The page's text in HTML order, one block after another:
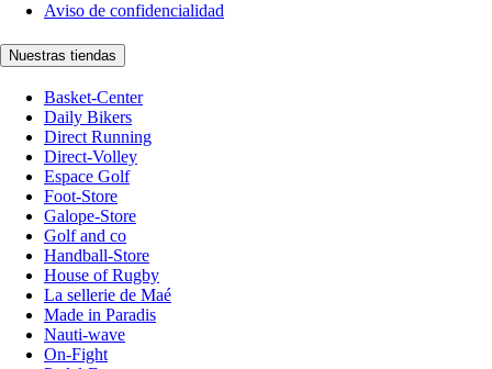
Aviso de confidencialidad
Nuestras tiendas
Basket-Center
Daily Bikers
Direct Running
Direct-Volley
Espace Golf
Foot-Store
Galope-Store
Golf and co
Handball-Store
House of Rugby
La sellerie de Maé
Made in Paradis
Nauti-wave
On-Fight